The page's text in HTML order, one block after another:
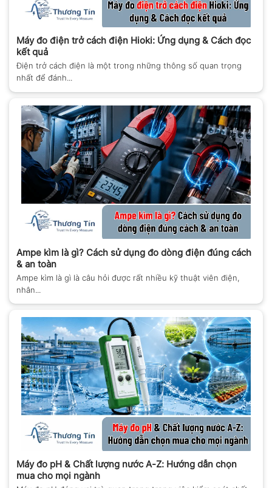
Máy đo điện trở cách điện Hioki: Ứng dụng & Cách đọc
kết quả
Điện trở cách điện là một trong những thông số quan trọng
nhất để đánh...
Ampe kìm là gì? Cách sử dụng đo dòng điện đúng cách
& an toàn
Ampe kìm là gì là câu hỏi được rất nhiều kỹ thuật viên điện,
nhân...
Máy đo pH & Chất lượng nước A-Z: Hướng dẫn chọn
mua cho mọi ngành